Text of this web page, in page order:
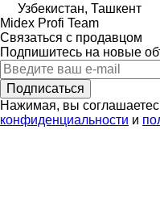
Узбекистан, Ташкент
Midex Profi Team
Связаться с продавцом
Подпишитесь на новые
Подписаться
Нажимая, вы
конфиденциальности и